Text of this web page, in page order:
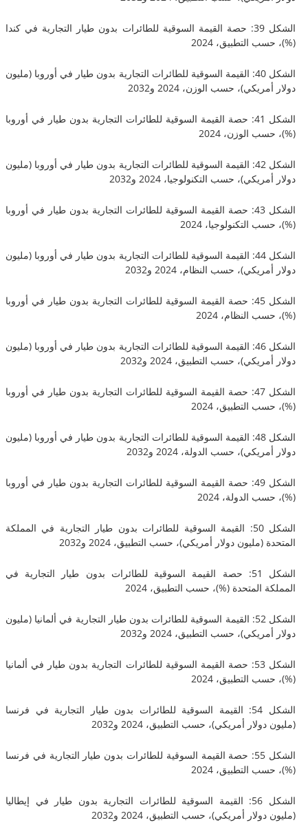
الشكل 39: حصة القيمة السوقية للطائرات بدون طيار التجارية في كندا
التطبيق، 2024
الشكل 40: القيمة السوقية للطائرات التجارية بدون طيار في أوروبا (مليون
حسب الوزن، 2024 و2032
الشكل 41: حصة القيمة السوقية للطائرات التجارية بدون طيار في أوروبا
الوزن، 2024
الشكل 42: القيمة السوقية للطائرات التجارية بدون طيار في أوروبا (مليون
حسب التكنولوجيا، 2024 و2032
الشكل 43: حصة القيمة السوقية للطائرات التجارية بدون طيار في أوروبا
2024
الشكل 44: القيمة السوقية للطائرات التجارية بدون طيار في أوروبا (مليون
حسب النظام، 2024 و2032
الشكل 45: حصة القيمة السوقية للطائرات التجارية بدون طيار في أوروبا
النظام، 2024
الشكل 46: القيمة السوقية للطائرات التجارية بدون طيار في أوروبا (مليون
حسب التطبيق، 2024 و2032
الشكل 47: حصة القيمة السوقية للطائرات التجارية بدون طيار في أوروبا
التطبيق، 2024
الشكل 48: القيمة السوقية للطائرات التجارية بدون طيار في أوروبا (مليون
حسب الدولة، 2024 و2032
الشكل 49: حصة القيمة السوقية للطائرات التجارية بدون طيار في أوروبا
2024
الشكل 50: القيمة السوقية للطائرات بدون طيار التجارية في المملكة
دولار أمريكي)، حسب التطبيق، 2024 و2032
الشكل 51: حصة القيمة السوقية للطائرات بدون طيار التجارية في
المتحدة (%)، حسب التطبيق، 2024
الشكل 52: القيمة السوقية للطائرات بدون طيار التجارية في ألمانيا (مليون
حسب التطبيق، 2024 و2032
الشكل 53: حصة القيمة السوقية للطائرات التجارية بدون طيار في ألمانيا
التطبيق، 2024
الشكل 54: القيمة السوقية للطائرات بدون طيار التجارية في فرنسا
أمريكي)، حسب التطبيق، 2024 و2032
الشكل 55: حصة القيمة السوقية للطائرات بدون طيار التجارية في فرنسا
التطبيق، 2024
الشكل 56: القيمة السوقية للطائرات التجارية بدون طيار في إيطاليا
أمريكي)، حسب التطبيق، 2024 و2032